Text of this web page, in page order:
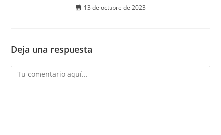
13 de octubre de 2023
Deja una respuesta
Comentario